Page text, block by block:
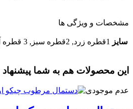
مشخصات و ویژگی ها
سایز 1قطره زرد, 2قطره سبز, 3 قطره آبی
این محصولات هم به شما پیشنهاد
عدم موجودی